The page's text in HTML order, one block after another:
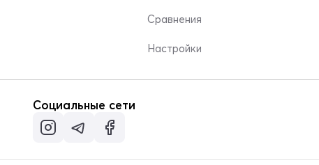
Сравнения
Настройки
Социальные сети